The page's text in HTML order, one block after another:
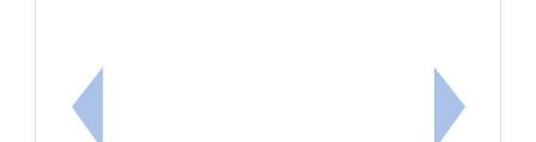
上一筆：城市學校財團法人臺北城市科技大學 函(優
下一筆：